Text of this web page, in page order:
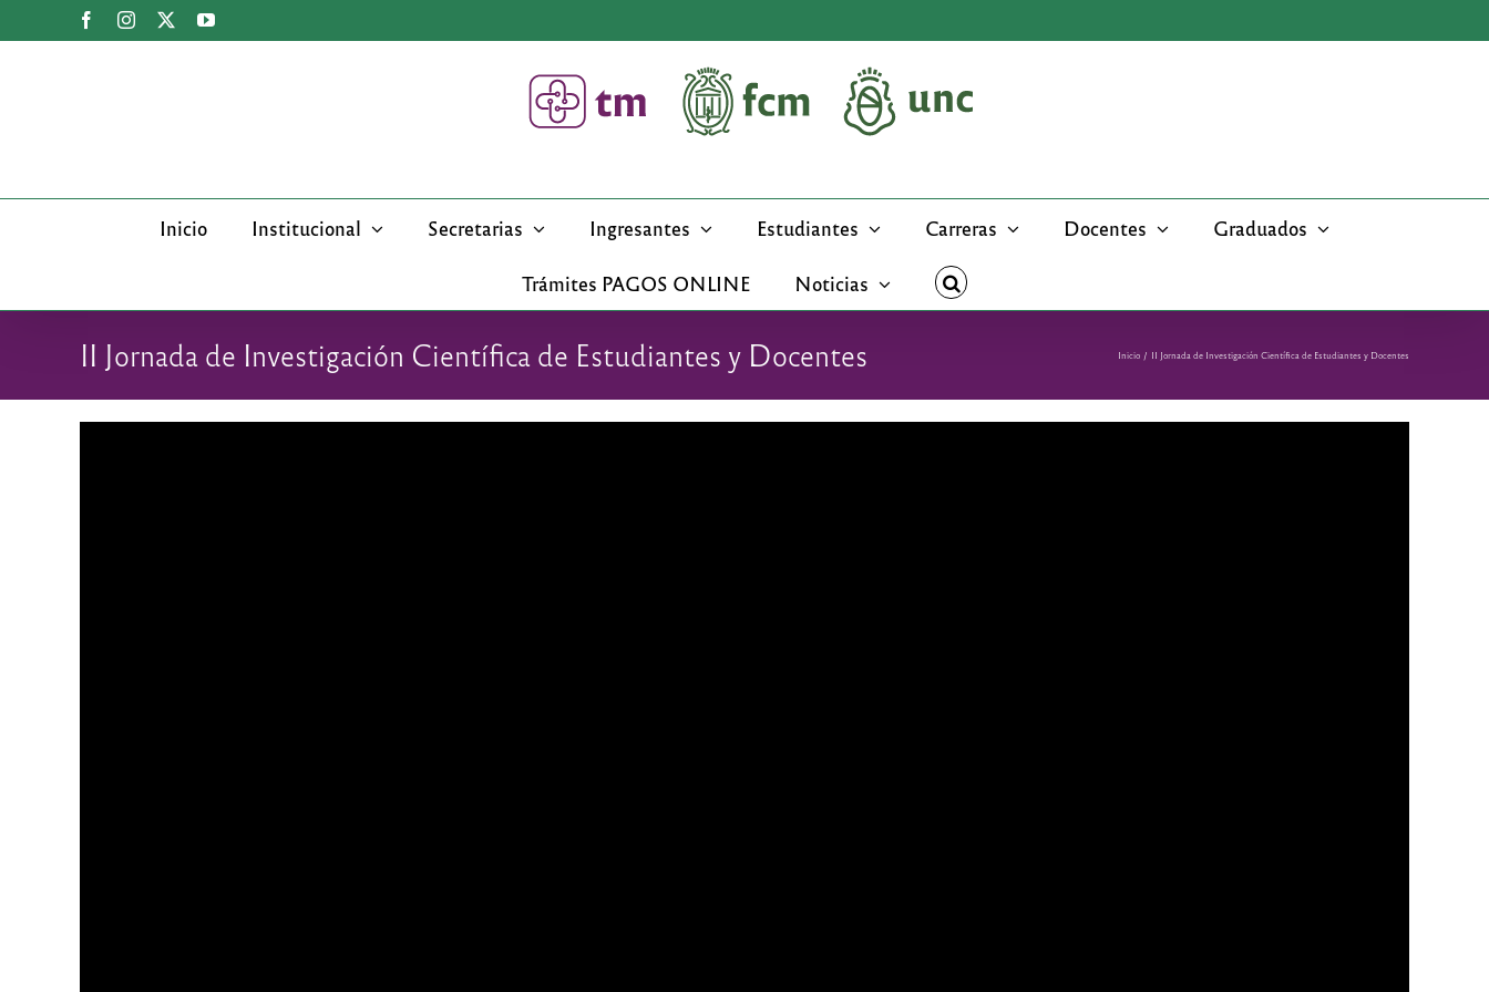
al
FacebookInstagram YouTube
Inicio Institucional Secretarias Ingresantes Estudiantes Carreras Docentes Graduados
Trámites PAGOS ONLINE Noticias
II Jornada de Investigación Científica de Estudiantes y Docentes Inicio II Jornada de Investigación Científica de Estudiantes y Docentes